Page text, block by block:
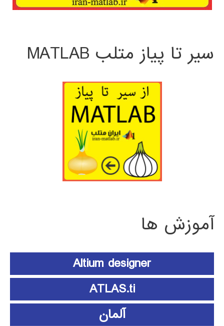
سیر تا پیاز متلب MATLAB
آموزش ها
Altium designer
ATLAS.ti
آلمان